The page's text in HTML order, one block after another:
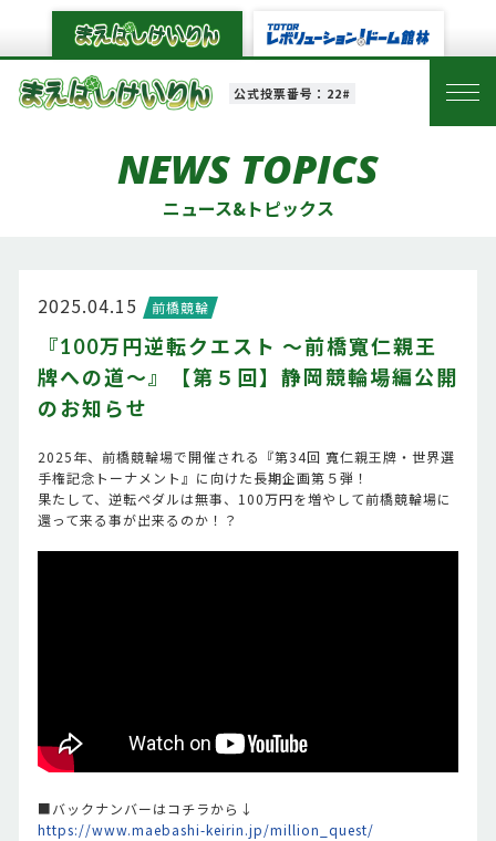
公式投票番号：22#
NEWS TOPICS
ニュース&トピックス
2025.04.15 前橋競輪
『100万円逆転クエスト ～前橋寬仁親王
牌への道～』【第５回】静岡競輪場編公開
のお知らせ
2025年、前橋競輪場で開催される『第34回 寬仁親王牌・世界選
手権記念トーナメント』に向けた長期企画第５弾！
果たして、逆転ペダルは無事、100万円を増やして前橋競輪場に
還って来る事が出来るのか！？
■バックナンバーはコチラから↓
https://www.maebashi-keirin.jp/million_quest/